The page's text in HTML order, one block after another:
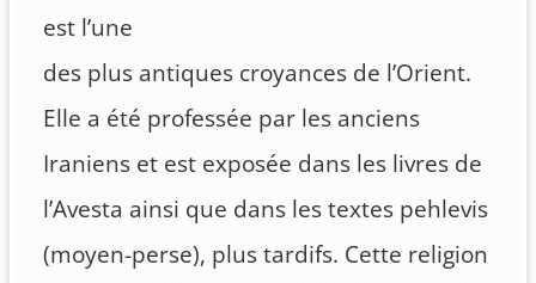
est l’une
des plus antiques croyances de l’Orient.
Elle a été professée par les anciens
Iraniens et est exposée dans les livres de
l’Avesta ainsi que dans les textes pehlevis
(moyen-perse), plus tardifs. Cette religion